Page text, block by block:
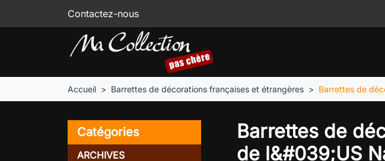
Contactez-nous
Accueil Barrettes de décorations françaises et étrangères Barrettes de
Catégories
ARCHIVES
Barrettes de
de l&#039;US